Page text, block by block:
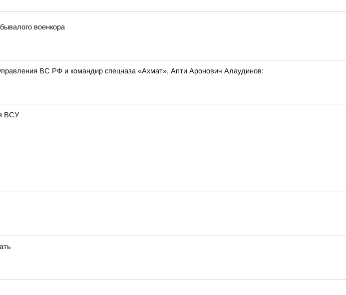
военкора
ВС РФ и командир спецназа «Ахмат», Апти Аронович Алаудинов:
ВСУ